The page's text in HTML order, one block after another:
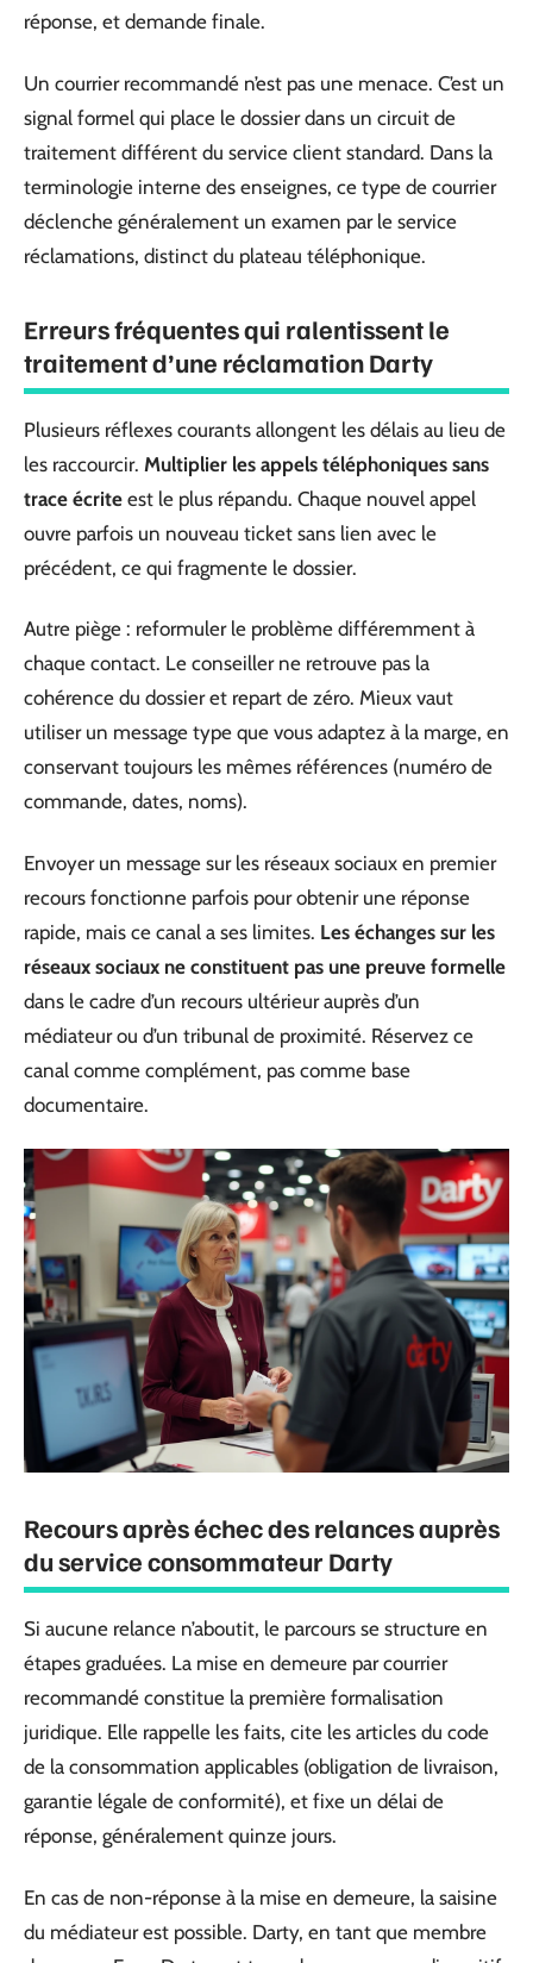
réponse, et demande finale.
Un courrier recommandé n’est pas une menace. C’est un
signal formel qui place le dossier dans un circuit de
traitement différent du service client standard. Dans la
terminologie interne des enseignes, ce type de courrier
déclenche généralement un examen par le service
réclamations, distinct du plateau téléphonique.
Erreurs fréquentes qui ralentissent le
traitement d’une réclamation Darty
Plusieurs réflexes courants allongent les délais au lieu de
les raccourcir. Multiplier les appels téléphoniques sans
trace écrite est le plus répandu. Chaque nouvel appel
ouvre parfois un nouveau ticket sans lien avec le
précédent, ce qui fragmente le dossier.
Autre piège : reformuler le problème différemment à
chaque contact. Le conseiller ne retrouve pas la
cohérence du dossier et repart de zéro. Mieux vaut
utiliser un message type que vous adaptez à la marge, en
conservant toujours les mêmes références (numéro de
commande, dates, noms).
Envoyer un message sur les réseaux sociaux en premier
recours fonctionne parfois pour obtenir une réponse
rapide, mais ce canal a ses limites. Les échanges sur les
réseaux sociaux ne constituent pas une preuve formelle
dans le cadre d’un recours ultérieur auprès d’un
médiateur ou d’un tribunal de proximité. Réservez ce
canal comme complément, pas comme base
documentaire.
Recours après échec des relances auprès
du service consommateur Darty
Si aucune relance n’aboutit, le parcours se structure en
étapes graduées. La mise en demeure par courrier
recommandé constitue la première formalisation
juridique. Elle rappelle les faits, cite les articles du code
de la consommation applicables (obligation de livraison,
garantie légale de conformité), et fixe un délai de
réponse, généralement quinze jours.
En cas de non-réponse à la mise en demeure, la saisine
du médiateur est possible. Darty, en tant que membre